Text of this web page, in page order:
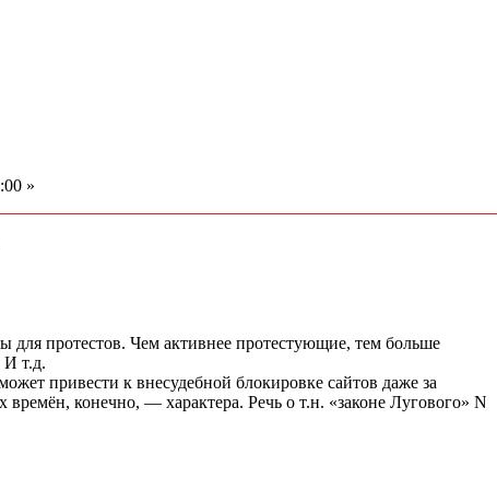
»
для протестов. Чем активнее протестующие, тем больше
И т.д.
привести к внесудебной блокировке сайтов даже за
конечно, — характера. Речь о т.н. «законе Лугового» N